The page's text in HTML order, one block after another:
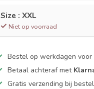
Size : XXL
Niet op voorraad
Bestel op werkdagen voor
Betaal achteraf met
Gratis verzending bij